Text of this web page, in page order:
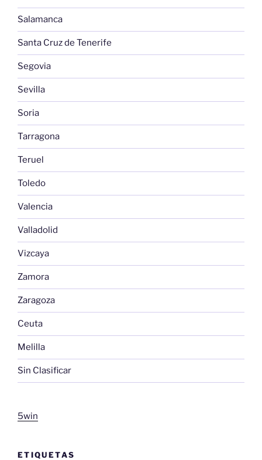
Salamanca
Santa Cruz de Tenerife
Segovia
Sevilla
Soria
Tarragona
Teruel
Toledo
Valencia
Valladolid
Vizcaya
Zamora
Zaragoza
Ceuta
Melilla
Sin Clasificar
5win
ETIQUETAS